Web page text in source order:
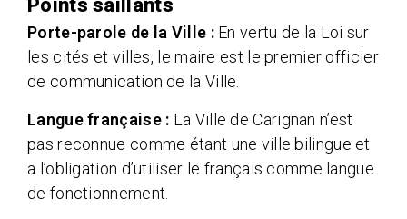
Points saillants
Porte-parole de la Ville :En vertu de la Loi sur
les cités et villes, le maire est le premier officier
de communication de la Ville.
Langue française : La Ville de Carignan n’est
pas reconnue comme étant une ville bilingue et
a l’obligation d’utiliser le français comme langue
de fonctionnement.